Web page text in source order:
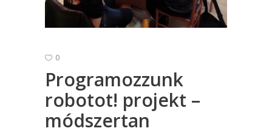
0
Programozzunk
robotot! projekt –
módszertan